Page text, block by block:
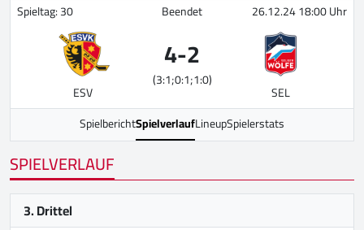
Spieltag: 30 Beendet 26.12.24 18:00 Uhr
ESV
4-2
(3:1;0:1;1:0)
SEL
SpielberichtSpielverlaufLineupSpielerstats
SPIELVERLAUF
3. Drittel